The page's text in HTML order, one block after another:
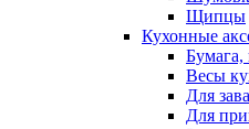
Щипцы
Кухонные
Бумага,
Весы
Для
Для